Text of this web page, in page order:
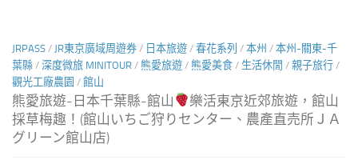
JRPASS / JR東京廣域周遊券 / 日本旅遊 / 春花系列 / 本州 / 本州-關東-千
葉縣 / 深度微旅 MINITOUR / 熊愛旅遊 / 熊愛美食 / 生活休閒 / 親子旅行 /
觀光工廠農園 / 館山
熊愛旅遊-日本千葉縣-館山
樂活東京近郊旅遊，館山
採草梅趣！(館山いちご狩りセンター、農產直売所ＪＡ
グリーン館山店)